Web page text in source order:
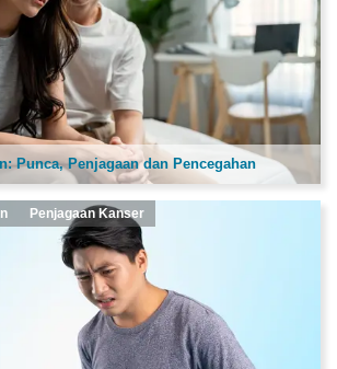
Punca, Penjagaan dan Pencegahan
Penjagaan Kanser